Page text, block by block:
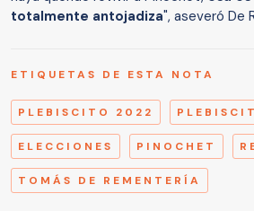
totalmente antojadiza", aseveró De
ETIQUETAS DE ESTA NOTA
PLEBISCITO 2022
ELECCIONES PINOCHET
TOMÁS DE REMENTERÍA